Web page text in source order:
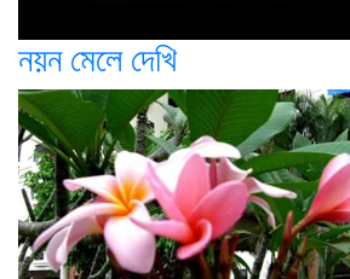
নয়ন মেলে দেখি